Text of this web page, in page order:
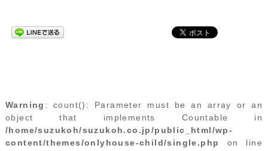
Warning : count(): Parameter must be an array or an
object that implements Countable in
/home/suzukoh/suzukoh.co.jp/public_html/wp-
content/themes/onlyhouse-child/single.php
on line